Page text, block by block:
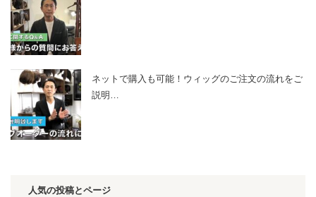
ネットで購入も可能！ウィッグのご注文の流れをご
説明…
人気の投稿とページ